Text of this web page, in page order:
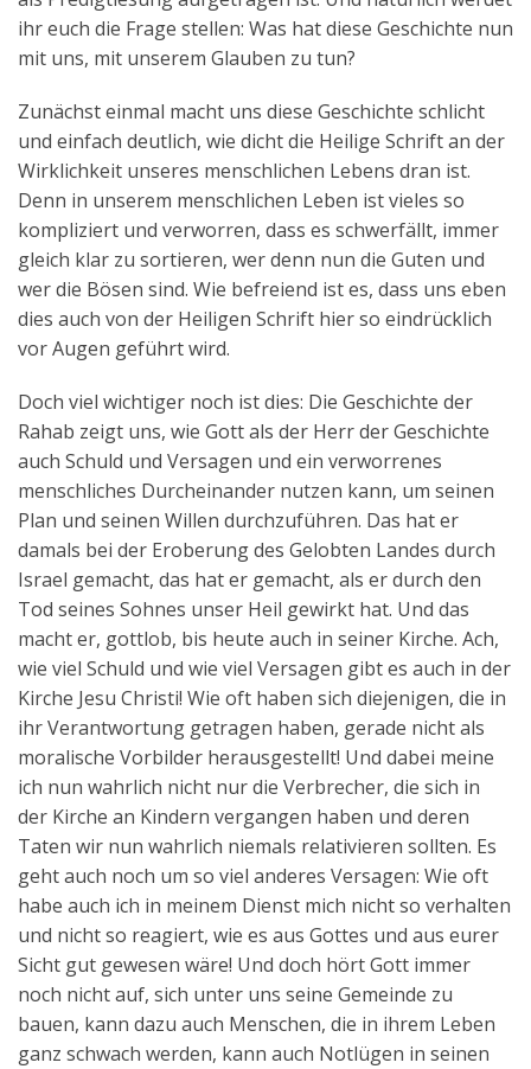
ihr euch die Frage stellen: Was hat diese Geschichte nun
mit uns, mit unserem Glauben zu tun?
Zunächst einmal macht uns diese Geschichte schlicht
und einfach deutlich, wie dicht die Heilige Schrift an der
Wirklichkeit unseres menschlichen Lebens dran ist.
Denn in unserem menschlichen Leben ist vieles so
kompliziert und verworren, dass es schwerfällt, immer
gleich klar zu sortieren, wer denn nun die Guten und
wer die Bösen sind. Wie befreiend ist es, dass uns eben
dies auch von der Heiligen Schrift hier so eindrücklich
vor Augen geführt wird.
Doch viel wichtiger noch ist dies: Die Geschichte der
Rahab zeigt uns, wie Gott als der Herr der Geschichte
auch Schuld und Versagen und ein verworrenes
menschliches Durcheinander nutzen kann, um seinen
Plan und seinen Willen durchzuführen. Das hat er
damals bei der Eroberung des Gelobten Landes durch
Israel gemacht, das hat er gemacht, als er durch den
Tod seines Sohnes unser Heil gewirkt hat. Und das
macht er, gottlob, bis heute auch in seiner Kirche. Ach,
wie viel Schuld und wie viel Versagen gibt es auch in der
Kirche Jesu Christi! Wie oft haben sich diejenigen, die in
ihr Verantwortung getragen haben, gerade nicht als
moralische Vorbilder herausgestellt! Und dabei meine
ich nun wahrlich nicht nur die Verbrecher, die sich in
der Kirche an Kindern vergangen haben und deren
Taten wir nun wahrlich niemals relativieren sollten. Es
geht auch noch um so viel anderes Versagen: Wie oft
habe auch ich in meinem Dienst mich nicht so verhalten
und nicht so reagiert, wie es aus Gottes und aus eurer
Sicht gut gewesen wäre! Und doch hört Gott immer
noch nicht auf, sich unter uns seine Gemeinde zu
bauen, kann dazu auch Menschen, die in ihrem Leben
ganz schwach werden, kann auch Notlügen in seinen